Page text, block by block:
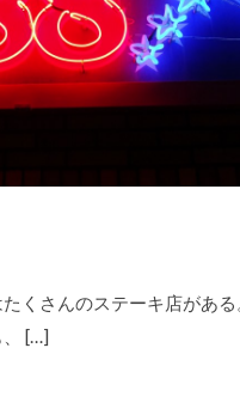
くさんのステーキ店があ
[…]